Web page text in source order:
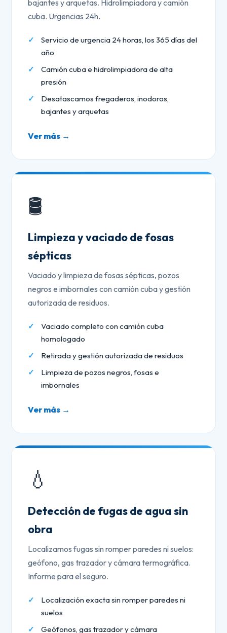
bajantes y arquetas. Hidrolimpiadora y camión
cuba. Urgencias 24h.
Servicio de urgencia 24 horas, los 365 días del
año
Camión cuba e hidrolimpiadora de alta
presión
Desatascamos fregaderos, inodoros,
bajantes y arquetas
Ver más →
🛢️
Limpieza y vaciado de fosas
sépticas
Vaciado y limpieza de fosas sépticas, pozos
negros e imbornales con camión cuba y gestión
autorizada de residuos.
Vaciado completo con camión cuba
homologado
Retirada y gestión autorizada de residuos
Limpieza de pozos negros, fosas e
imbornales
Ver más →
💧
Detección de fugas de agua sin
obra
Localizamos fugas sin romper paredes ni suelos:
geófono, gas trazador y cámara termográfica.
Informe para el seguro.
Localización exacta sin romper paredes ni
suelos
Geófonos, gas trazador y cámara